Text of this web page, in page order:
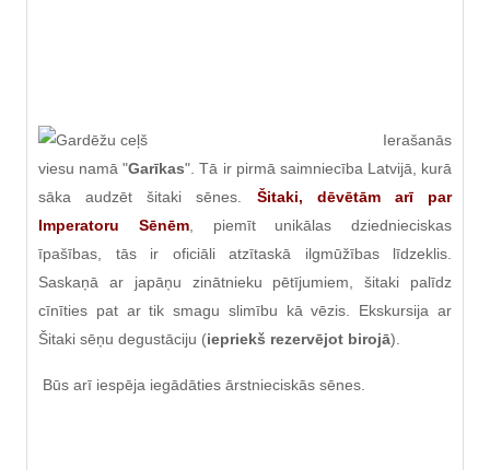
Ierašanās
viesu namā "Garīkas". Tā ir pirmā saimniecība Latvijā, kurā
sāka audzēt šitaki sēnes. Šitaki, dēvētām arī par
Imperatoru Sēnēm, piemīt unikālas dziednieciskas
īpašības, tās ir oficiāli atzītaskā ilgmūžības līdzeklis.
Saskaņā ar japāņu zinātnieku pētījumiem, šitaki palīdz
cīnīties pat ar tik smagu slimību kā vēzis. Ekskursija ar
Šitaki sēņu degustāciju (iepriekš rezervējot birojā)
Būs arī iespēja iegādāties ārstnieciskās sēnes.